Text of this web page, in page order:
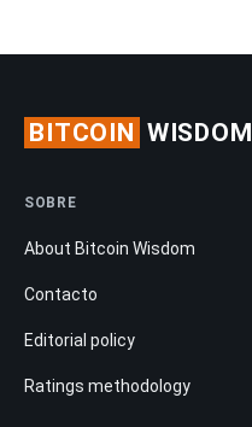
BITCOIN WISDOM
SOBRE
About Bitcoin Wisdom
Contacto
Editorial policy
Ratings methodology